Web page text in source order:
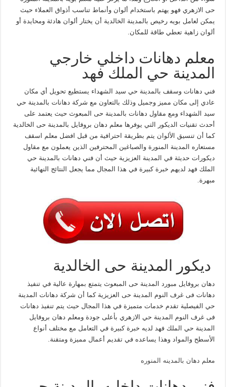
حى الازهري فهو يهتم باستخدام ألوان وأنماط تناسب أذواق العملاء حيث
يمكن لعامل بويه رخيص بالمدينة الخالدية أن يختار ألوان هادئة ومحايدة أو
ألوان زاهية تعطي طاقة للمكان.
معلم دهانات داخلي خارجي
المدينة حي الملك فهد
فني دهانات وسقف بالمدينة حي سيد الشهداء يستطيع تحويل أي مكان
عادي إلى مكان مميز وجميل وذلك بالتعاون مع شركة دهانات بالمدينة حي
سيد الشهداء ومع مقاول دهانات بالمدينة حى المبعوث حيث يعتمد على
أحدث تقنيات الديكور التي يوفرها معلم دهان بروفايل بالمدينة حى الخالدية
كما أن تنسيق الألوان يتم بطريقة احترافية من قبل افضل معلم اسقف
مستعاره المدينة المنورة والصباغين المحترفين الذين يعملون مع مقاول
ديكورات حديثة في المدينة العزيزية حيث أن فني دهانات بالمدينة حي
الملك فهد لديهم خبرة كبيرة في هذا المجال مما يجعل النتائج النهائية
مبهرة.
ديكور المدينة حى الخالدية
دهان بروفايل مبورد المدينة حى المبعوث يتمتع بمهارة عالية في تنفيذ
دهانات فى غرف النوم المدينة حى العزيزية كما أن شركة دهانات المدينة
حي الفيصلية تقدم خدمات متميزة في هذا المجال حيث يتم تنفيذ دهانات
فى غرف النوم المدينة حي الازهري بأعلى جودة ومعلم دهان بروفايل
المدينة حي الملك فهد لديه خبرة كبيرة في التعامل مع مختلف أنواع
الأسطح والمواد وهذا يساعده في تقديم أعمال مميزة ومتقنة.
معلم دهان بالمدينه المنوره